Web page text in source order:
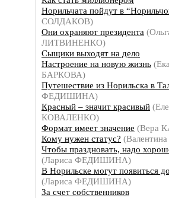
Норильчата пойдут в
СОЛДАКОВ)
Они охраняют президента
ЛИТВИНЕНКО)
Сыщики выходят на дело
Настроение на новую жизнь
БАРКОВА)
Путешествие из Норильска в
ФЕДИШИНА)
Красный – значит красивый
КОВАЛЕНКО)
Формат имеет значение (Вера
Кому нужен статус?
Чтобы праздновать, надо
(Лариса ФЕДИШИНА)
В Норильске могут появиться
(Лариса ФЕДИШИНА)
За счет собственников